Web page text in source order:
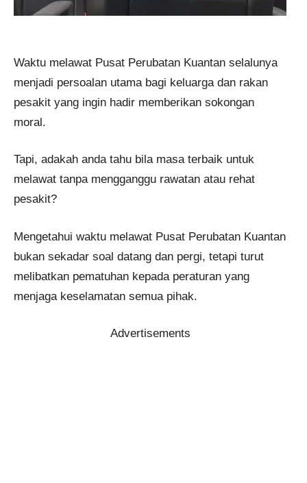
Waktu melawat Pusat Perubatan Kuantan selalunya
menjadi persoalan utama bagi keluarga dan rakan
pesakit yang ingin hadir memberikan sokongan
moral.
Tapi, adakah anda tahu bila masa terbaik untuk
melawat tanpa mengganggu rawatan atau rehat
pesakit?
Mengetahui waktu melawat Pusat Perubatan Kuantan
bukan sekadar soal datang dan pergi, tetapi turut
melibatkan pematuhan kepada peraturan yang
menjaga keselamatan semua pihak.
Advertisements